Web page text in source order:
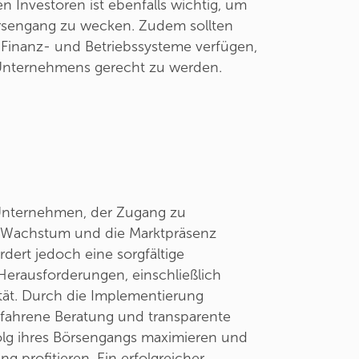
Investoren ist ebenfalls wichtig, um
zu wecken. Zudem sollten
und Betriebssysteme verfügen,
gerecht zu werden.
der Zugang zu
und die Marktpräsenz
jedoch eine sorgfältige
einschließlich
Durch die Implementierung
Beratung und transparente
ihres Börsengangs maximieren und